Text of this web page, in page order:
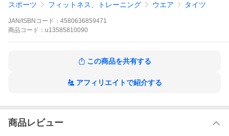
カテゴリ別に商品を見る
スポーツ フィットネス、トレーニング ウエア タイツ
JAN/ISBNコード： 4580636859471
商品 コード： u13585810090
この商品を共有する
アフィリエイトで紹介する
商品レビュー